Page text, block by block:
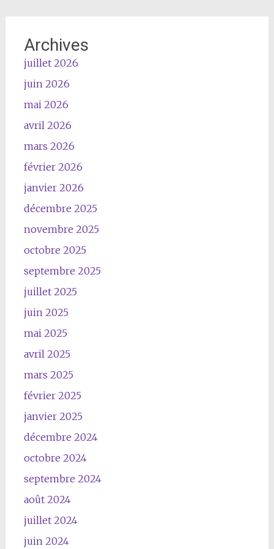
Archives
juillet 2026
juin 2026
mai 2026
avril 2026
mars 2026
février 2026
janvier 2026
décembre 2025
novembre 2025
octobre 2025
septembre 2025
juillet 2025
juin 2025
mai 2025
avril 2025
mars 2025
février 2025
janvier 2025
décembre 2024
octobre 2024
septembre 2024
août 2024
juillet 2024
juin 2024